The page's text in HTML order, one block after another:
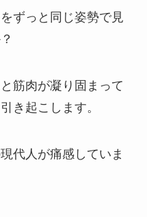
ずっと同じ姿勢で見
筋肉が凝り固まって
き起こします。
代人が痛感していま